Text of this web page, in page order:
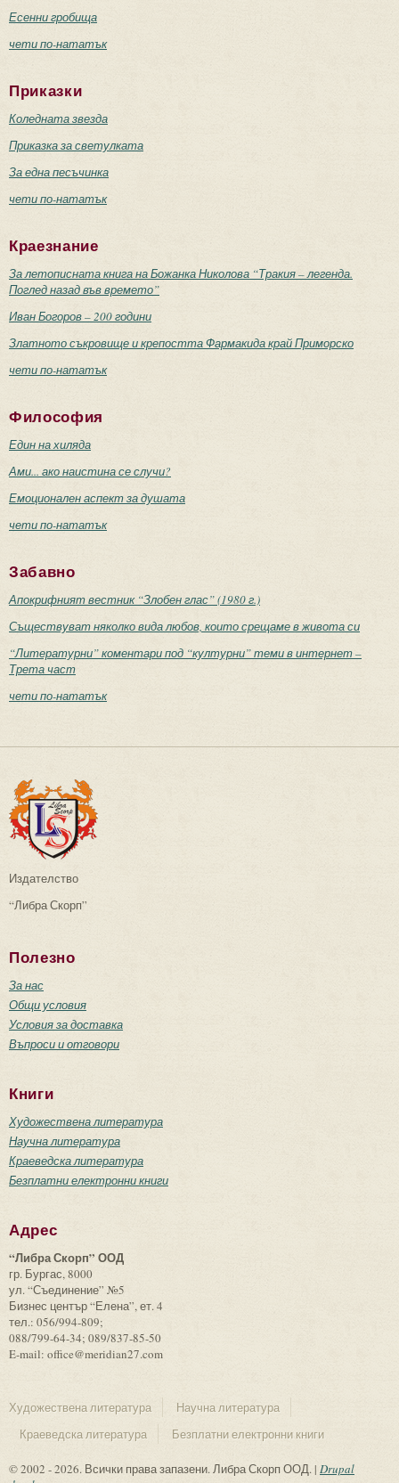
Есенни гробища
чети по-нататък
Приказки
Коледната звезда
Приказка за светулката
За една песъчинка
чети по-нататък
Краезнание
За летописната книга на Божанка Николова “Тракия – легенда.
Поглед назад във времето”
Иван Богоров – 200 години
Златното съкровище и крепостта Фармакида край Приморско
чети по-нататък
Философия
Един на хиляда
Ами... ако наистина се случи?
Емоционален аспект за душата
чети по-нататък
Забавно
Апокрифният вестник “Злобен глас” (1980 г.)
Съществуват няколко вида любов, които срещаме в живота си
“Литературни” коментари под “културни” теми в интернет –
Трета част
чети по-нататък
Издателство
“Либра Скорп”
Полезно
За нас
Общи условия
Условия за доставка
Въпроси и отговори
Книги
Художествена литература
Научна литература
Краеведска литература
Безплатни електронни книги
Адрес
“Либра Скорп” ООД
гр. Бургас, 8000
ул. “Съединение” №5
Бизнес център “Елена”, ет. 4
тел.: 056/994-809;
088/799-64-34; 089/837-85-50
E-mail: office@meridian27.com
Художествена литература
Научна литература
Краеведска литература
Безплатни електронни книги
© 2002 - 2026. Всички права запазени. Либра Скорп ООД. | Drupal